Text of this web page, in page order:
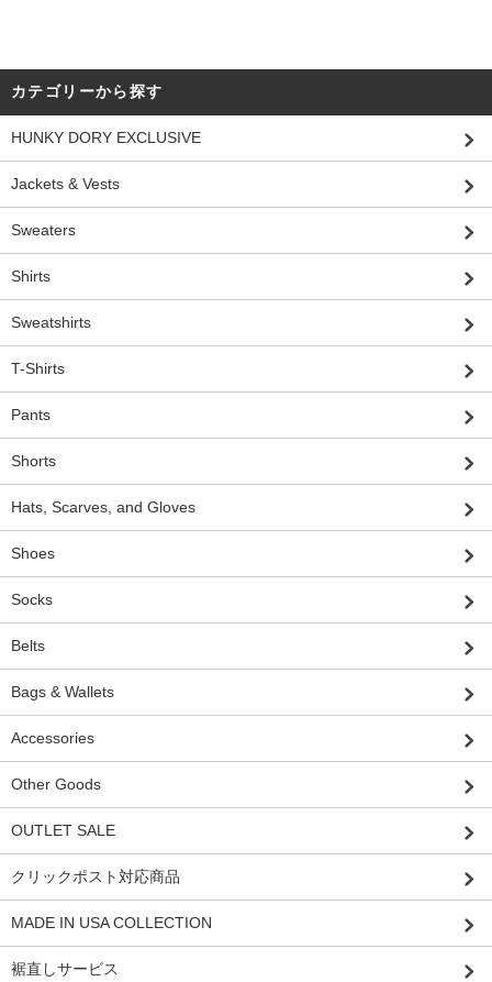
カテゴリーから探す
HUNKY DORY EXCLUSIVE
Jackets & Vests
Sweaters
Shirts
Sweatshirts
T-Shirts
Pants
Shorts
Hats, Scarves, and Gloves
Shoes
Socks
Belts
Bags & Wallets
Accessories
Other Goods
OUTLET SALE
クリックポスト対応商品
MADE IN USA COLLECTION
裾直しサービス